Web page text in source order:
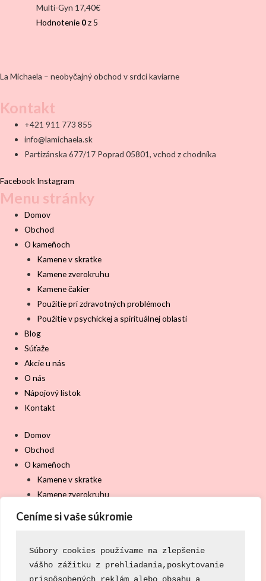
Ceníme si vaše súkromie
Súbory cookies používame na zlepšenie
vášho zážitku z prehliadania, poskytovanie
Multi-Gyn 17,40€
Hodnotenie 0z 5
La Michaela – neobyčajný obchod v srdci kaviarne
Kontakt
+421 911 773 855
info@lamichaela.sk
Partizánska 677/17 Poprad 05801, vchod z chodníka
Facebook Instagram
Menu stránky
Domov
Obchod
O kameňoch
Kamene v skratke
Kamene zverokruhu
Kamene čakier
Použitie pri zdravotných problémoch
Použitie v psychickej a spirituálnej oblasti
Blog
Súťaže
Akcie u nás
O nás
Nápojový lístok
Kontakt
Domov
Obchod
O kameňoch
Kamene v skratke
Kamene zverokruhu
Použitie pri zdravotných problémoch
Blog
Súťaže